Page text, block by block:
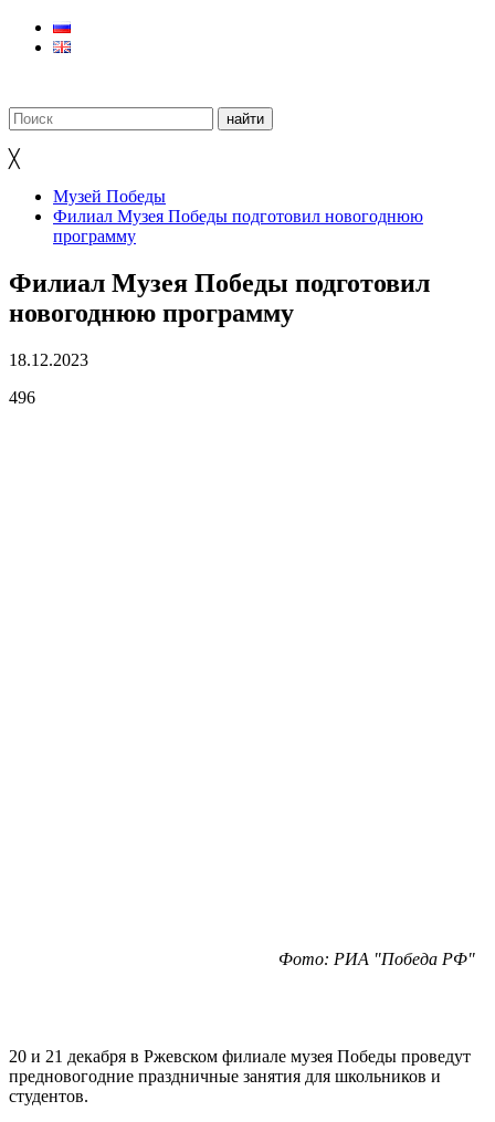
╳
Музей Победы
Филиал Музея Победы подготовил новогоднюю
программу
Филиал Музея Победы подготовил
новогоднюю программу
18.12.2023
496
Фото: РИА "Победа РФ"
20 и 21 декабря в Ржевском филиале музея Победы проведут
предновогодние праздничные занятия для школьников и
студентов.